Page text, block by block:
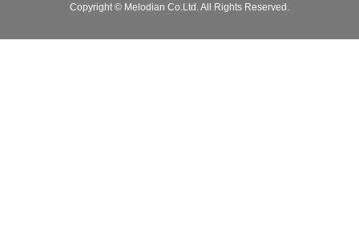
Copyright © Melodian Co.Ltd. All Rights Reserved.